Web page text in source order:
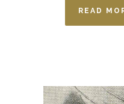
READ